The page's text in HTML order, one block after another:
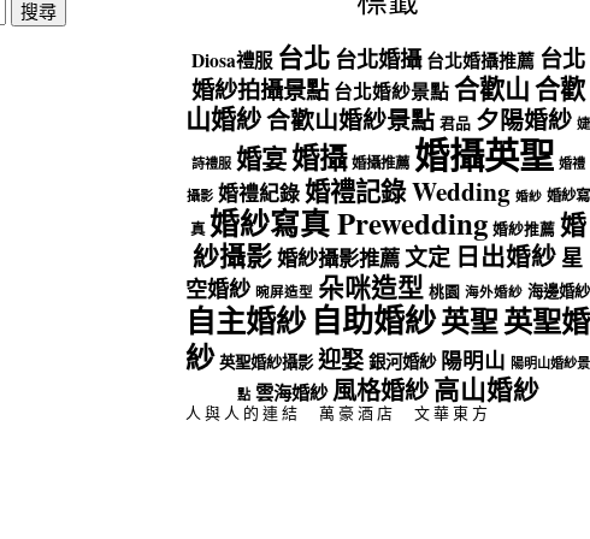
Diosa禮服 台北 台北婚攝 台北婚攝推薦 台北
婚紗拍攝景點 台北婚紗景點 合歡山合歡
山婚紗合歡山婚紗景點 君品 夕陽婚紗 婕
詩禮服 婚宴婚攝 婚攝推薦 婚攝英聖 婚禮
攝影 婚禮紀錄婚禮記錄 Wedding 婚紗 婚紗寫
真 婚紗寫真 Prewedding 婚紗推薦 婚
紗攝影婚紗攝影推薦文定 日出婚紗星
空婚紗 晼屏造型 朵咪造型 桃園 海外婚紗 海邊婚紗
自主婚紗 自助婚紗英聖英聖婚
紗 英聖婚紗攝影 迎娶銀河婚紗 陽明山 陽明山婚紗景
點 雲海婚紗 風格婚紗高山婚紗
人與人的連結 萬豪酒店 文華東方